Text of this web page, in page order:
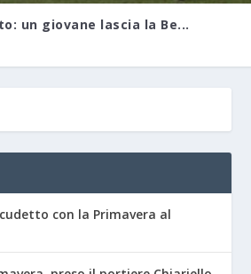
un giovane lascia la Be...
con la Primavera al